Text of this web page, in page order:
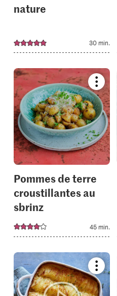
nature
30 min.
recipe
or
add
it
to
your
Pommes de terre
croustillantes au
sbrinz
45 min.
recipe
or
add